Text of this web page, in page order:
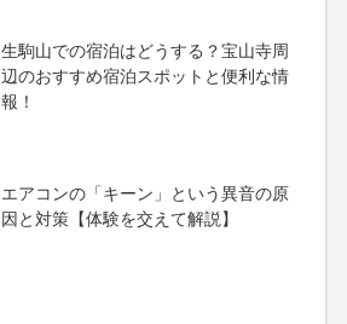
生駒山での宿泊はどうする？宝山寺周
辺のおすすめ宿泊スポットと便利な情
報！
エアコンの「キーン」という異音の原
因と対策【体験を交えて解説】